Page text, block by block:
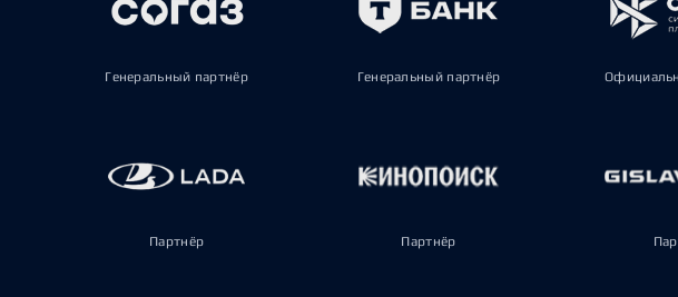
Генеральный партнёр Генеральный партнёр
Партнёр Партнёр